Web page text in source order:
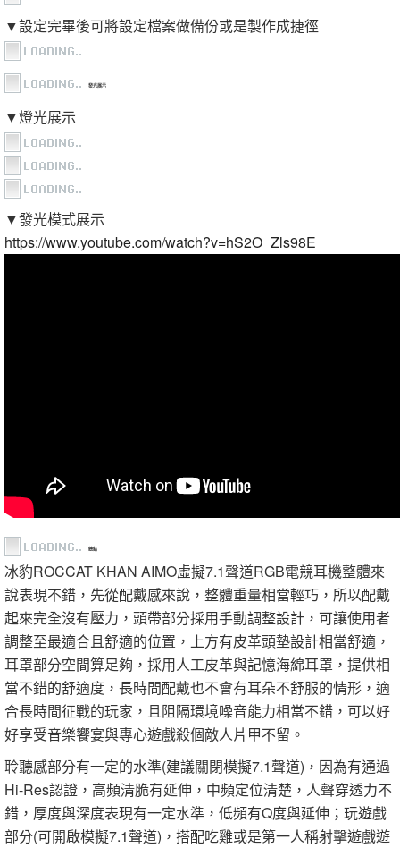
▼設定完畢後可將設定檔案做備份或是製作成捷徑
發光展示
▼燈光展示
▼發光模式展示
https://www.youtube.com/watch?v=hS2O_Zls98E
總結
冰豹ROCCAT KHAN AIMO虛擬7.1聲道RGB電競耳機整體來
說表現不錯，先從配戴感來說，整體重量相當輕巧，所以配戴
起來完全沒有壓力，頭帶部分採用手動調整設計，可讓使用者
調整至最適合且舒適的位置，上方有皮革頭墊設計相當舒適，
耳罩部分空間算足夠，採用人工皮革與記憶海綿耳罩，提供相
當不錯的舒適度，長時間配戴也不會有耳朵不舒服的情形，適
合長時間征戰的玩家，且阻隔環境噪音能力相當不錯，可以好
好享受音樂饗宴與專心遊戲殺個敵人片甲不留。
聆聽感部分有一定的水準(建議關閉模擬7.1聲道)，因為有通過
Hi-Res認證，高頻清脆有延伸，中頻定位清楚，人聲穿透力不
錯，厚度與深度表現有一定水準，低頻有Q度與延伸；玩遊戲
部分(可開啟模擬7.1聲道)，搭配吃雞或是第一人稱射擊遊戲遊